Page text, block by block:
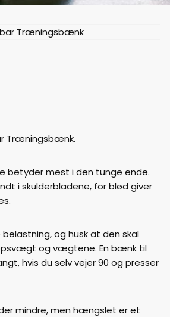
Træningsbænk.
betyder mest i den tunge ende.
i skulderbladene, for blød giver
og husk at den skal
og vægtene. En bænk til
hvis du selv vejer 90 og presser
mindre, men hængslet er et